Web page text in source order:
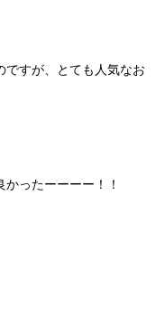
ですが、とても人気なお
ったーーーー！！